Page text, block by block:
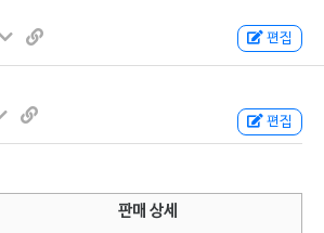
편집
편집
판매 상세